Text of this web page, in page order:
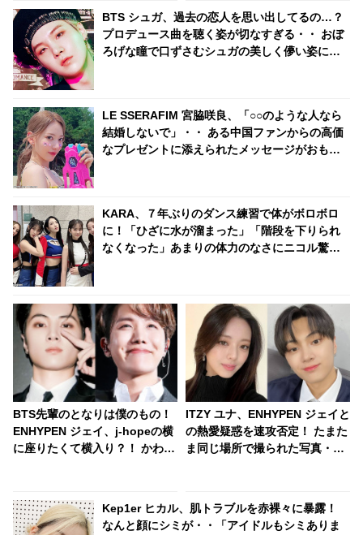
る日本のアイテムにびっくり
「バッグの中身がほぼ日本の物
だ」
BTS シュガ、過去の恋人を思い出してるの…？
プロデュース曲を聴く姿が切なすぎる・・ おぼ
ろげな瞳で口ずさむシュガの美しく儚い姿にく
LE SSERAFIM 宮脇咲良、「○○のような人なら
結婚しないで」・・ ある中国ファンからの高価
なプレゼントに添えられたメッセージがおもし
KARA、７年ぶりのダンス練習で体がボロボロ
に！「ひざに水が溜まった」「階段を下りられ
なくなった」あまりの体力のなさにニコル驚
BTS先輩のとなりは僕のもの！
ENHYPEN ジェイ、j-hopeの横
に座りたくて横入り？！ かわい
ITZY ユナ、ENHYPEN ジェイと
の熱愛疑惑を速攻否定！ たまた
ま同じ場所で撮られた写真・・
Kep1er ヒカル、肌トラブルを赤裸々に暴露！
なんと顔にシミが・・「アイドルもシミありま